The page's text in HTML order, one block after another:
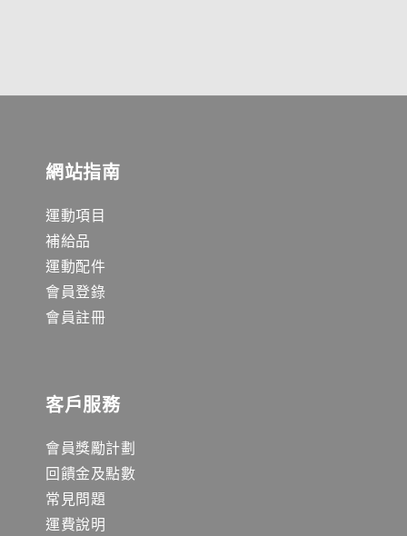
網站指南
運動項目
補給品
運動配件
會員登錄
會員註冊
客戶服務
會員獎勵計劃
回饋金及點數
常見問題
運費說明